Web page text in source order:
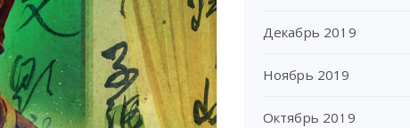
Декабрь 2019
Ноябрь 2019
Октябрь 2019